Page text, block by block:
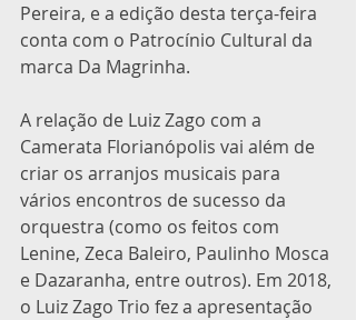
Pereira, e a edição desta terça-feira
conta com o Patrocínio Cultural da
marca Da Magrinha.
A relação de Luiz Zago com a
Camerata Florianópolis vai além de
criar os arranjos musicais para
vários encontros de sucesso da
orquestra (como os feitos com
Lenine, Zeca Baleiro, Paulinho Mosca
e Dazaranha, entre outros). Em 2018,
o Luiz Zago Trio fez a apresentação